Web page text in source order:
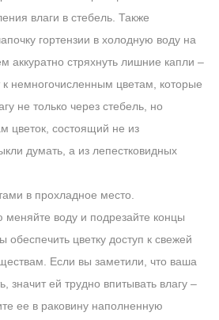
влаги в стебель. Также
гортензии в холодную воду на
аккуратно стряхнуть лишние капли –
к немногочисленным цветам, которые
не только через стебель, но
цветок, состоящий не из
думать, а из лепестковидных
в прохладное место.
воду и подрезайте концы
обеспечить цветку доступ к свежей
Если вы заметили, что ваша
значит ей трудно впитывать влагу –
ее в раковину наполненную